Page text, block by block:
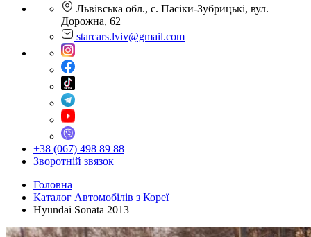
Львівська обл., с. Пасіки-Зубрицькі, вул.
Дорожна, 62
starcars.lviv@gmail.com
+38 (067) 498 89 88
Зворотній звязок
Головна
Каталог Автомобілів з Кореї
Hyundai Sonata 2013